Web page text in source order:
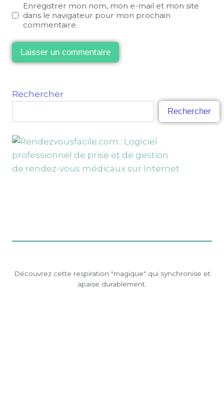
Enregistrer mon nom, mon e-mail et mon site
dans le navigateur pour mon prochain
commentaire.
Rechercher
Rechercher
Découvrez cette respiration "magique" qui synchronise et
apaise durablement.